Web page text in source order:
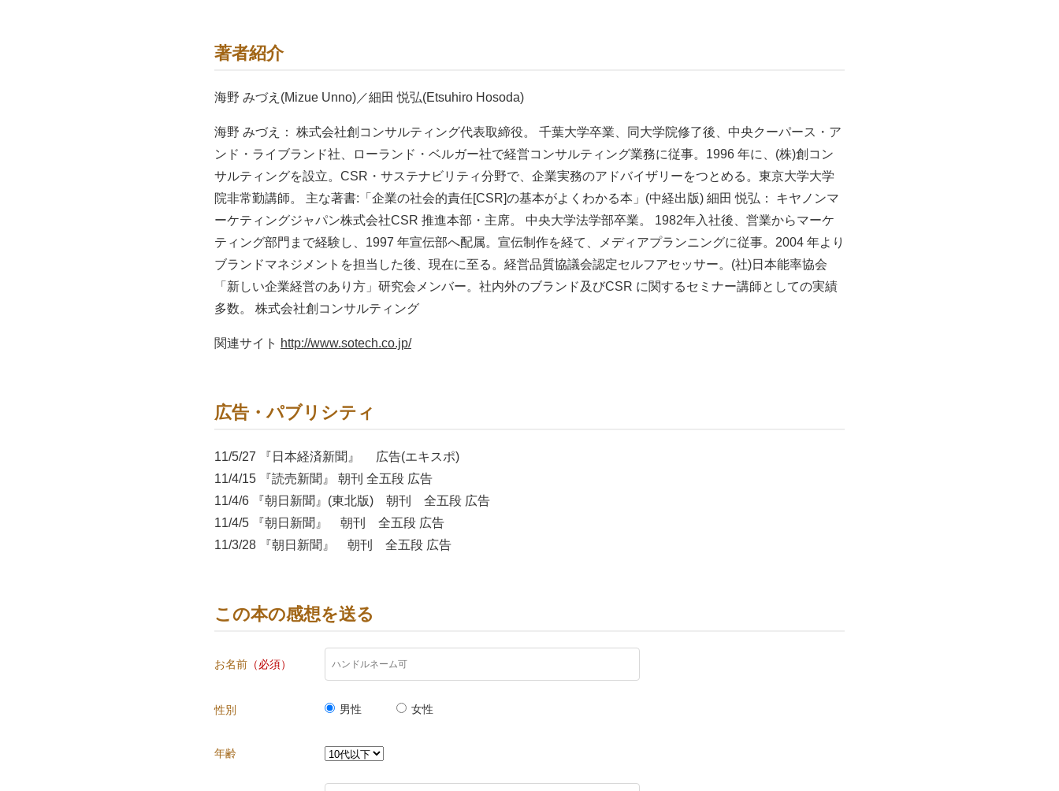
著者紹介
海野 みづえ(Mizue Unno)／細田 悦弘(Etsuhiro Hosoda)
海野 みづえ： 株式会社創コンサルティング代表取締役。 千葉大学卒業、同大学院修了後、中央クーパース・ア
ンド・ライブランド社、ローランド・ベルガー社で経営コンサルティング業務に従事。1996 年に、(株)創コン
サルティングを設立。CSR・サステナビリティ分野で、企業実務のアドバイザリーをつとめる。東京大学大学
院非常勤講師。 主な著書:「企業の社会的責任[CSR]の基本がよくわかる本」(中経出版) 細田 悦弘： キヤノンマ
ーケティングジャパン株式会社CSR 推進本部・主席。 中央大学法学部卒業。 1982年入社後、営業からマーケ
ティング部門まで経験し、1997 年宣伝部へ配属。宣伝制作を経て、メディアプランニングに従事。2004 年より
ブランドマネジメントを担当した後、現在に至る。経営品質協議会認定セルフアセッサー。(社)日本能率協会
「新しい企業経営のあり方」研究会メンバー。社内外のブランド及びCSR に関するセミナー講師としての実績
多数。 株式会社創コンサルティング
関連サイト http://www.sotech.co.jp/
広告・パブリシティ
11/5/27 『日本経済新聞』 広告(エキスポ)
11/4/15 『読売新聞』 朝刊 全五段 広告
11/4/6 『朝日新聞』(東北版) 朝刊 全五段 広告
11/4/5 『朝日新聞』 朝刊 全五段 広告
11/3/28 『朝日新聞』 朝刊 全五段 広告
この本の感想を送る
お名前 （必須）
性別 男性 女性
年齢